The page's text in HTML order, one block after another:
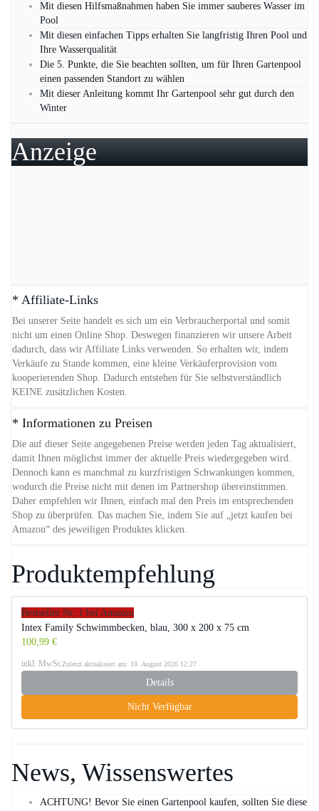
Mit diesen Hilfsmaßnahmen haben Sie immer sauberes Wasser im
Pool
Mit diesen einfachen Tipps erhalten Sie langfristig Ihren Pool und
Ihre Wasserqualität
Die 5. Punkte, die Sie beachten sollten, um für Ihren Gartenpool
einen passenden Standort zu wählen
Mit dieser Anleitung kommt Ihr Gartenpool sehr gut durch den
Winter
Anzeige
* Affiliate-Links
Bei unserer Seite handelt es sich um ein Verbraucherportal und somit
nicht um einen Online Shop. Deswegen finanzieren wir unsere Arbeit
dadurch, dass wir Affiliate Links verwenden. So erhalten wir, indem
Verkäufe zu Stande kommen, eine kleine Verkäuferprovision vom
kooperierenden Shop. Dadurch entstehen für Sie selbstverständlich
KEINE zusätzlichen Kosten.
* Informationen zu Preisen
Die auf dieser Seite angegebenen Preise werden jeden Tag aktualisiert,
damit Ihnen möglichst immer der aktuelle Preis wiedergegeben wird.
Dennoch kann es manchmal zu kurzfristigen Schwankungen kommen,
wodurch die Preise nicht mit denen im Partnershop übereinstimmen.
Daher empfehlen wir Ihnen, einfach mal den Preis im entsprechenden
Shop zu überprüfen. Das machen Sie, indem Sie auf „jetzt kaufen bei
Amazon“ des jeweiligen Produktes klicken.
Produktempfehlung
Bestseller Nr. 1 bei Amazon
Intex Family Schwimmbecken, blau, 300 x 200 x 75 cm
100,99 €
inkl. MwSt.Zuletzt aktualisiert am: 10. August 2026 12:27
Details
Nicht Verfügbar
News, Wissenswertes
ACHTUNG! Bevor Sie einen Gartenpool kaufen, sollten Sie diese